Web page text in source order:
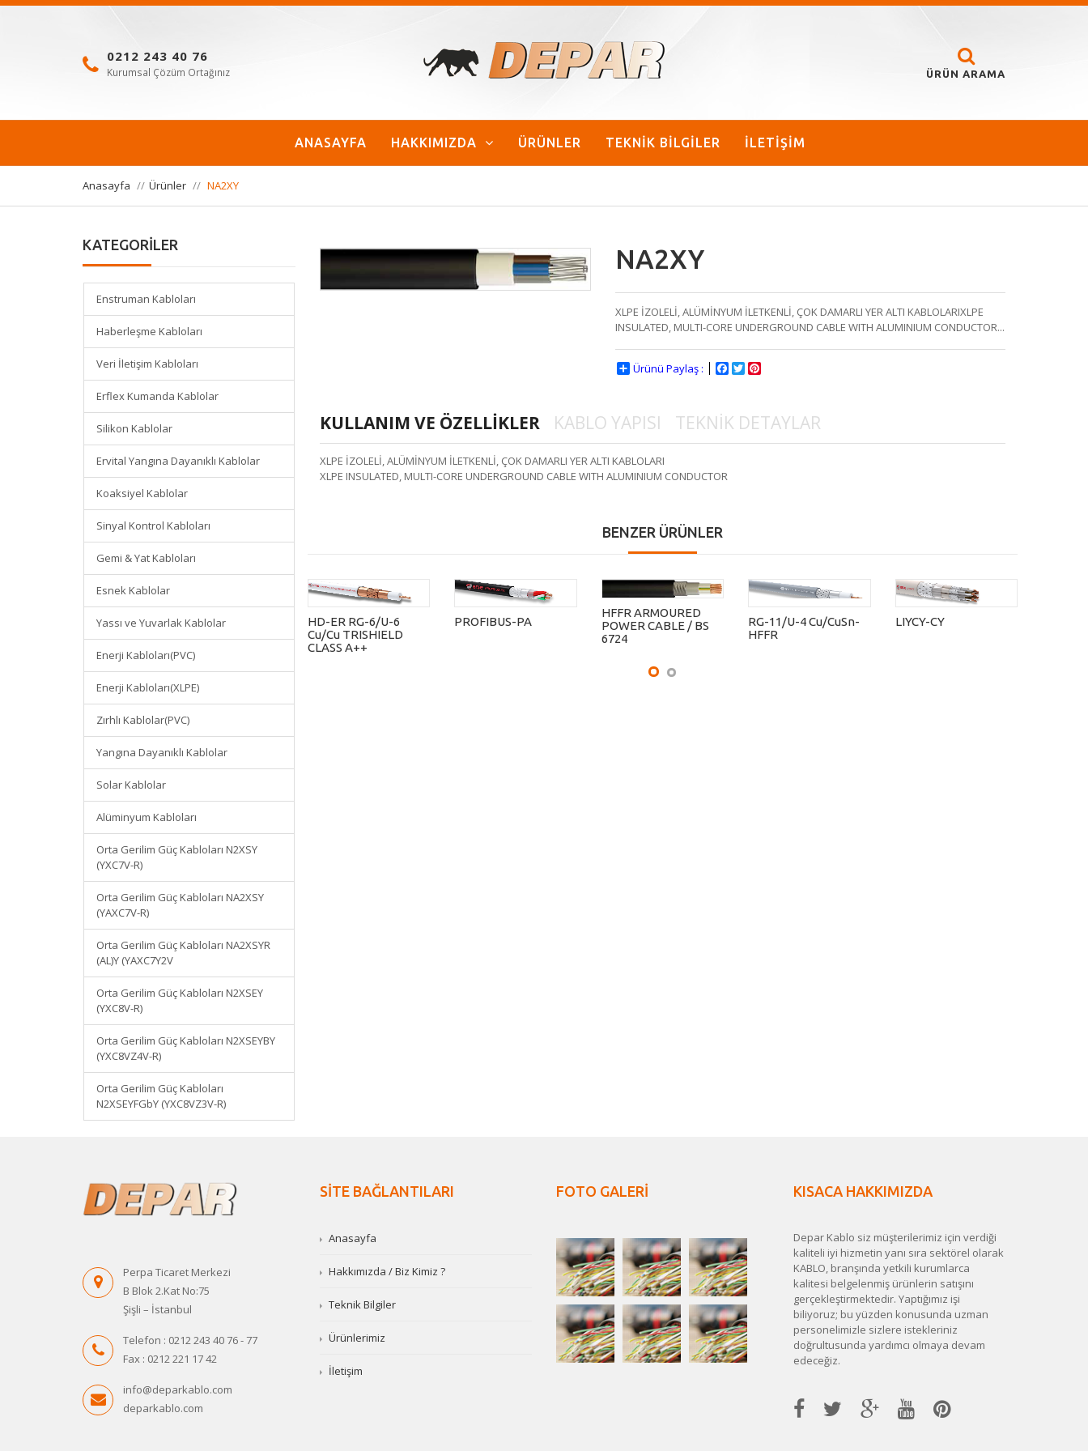
0212 243 40 76
Kurumsal Çözüm Ortağınız ÜRÜN ARAMA
ANASAYFA HAKKIMIZDA ÜRÜNLER TEKNİK BİLGİLER İLETİŞİM
Anasayfa Ürünler NA2XY
KATEGORİLER
Enstruman Kabloları
Haberleşme Kabloları
Veri İletişim Kabloları
Erflex Kumanda Kablolar
Silikon Kablolar
Ervital Yangına Dayanıklı Kablolar
Koaksiyel Kablolar
Sinyal Kontrol Kabloları
Gemi & Yat Kabloları
Esnek Kablolar
Yassı ve Yuvarlak Kablolar
Enerji Kabloları(PVC)
Enerji Kabloları(XLPE)
Zırhlı Kablolar(PVC)
Yangına Dayanıklı Kablolar
Solar Kablolar
Alüminyum Kabloları
Orta Gerilim Güç Kabloları N2XSY
(YXC7V-R)
Orta Gerilim Güç Kabloları NA2XSY
(YAXC7V-R)
Orta Gerilim Güç Kabloları NA2XSYR
(AL)Y (YAXC7Y2V
Orta Gerilim Güç Kabloları N2XSEY
(YXC8V-R)
Orta Gerilim Güç Kabloları N2XSEYBY
(YXC8VZ4V-R)
Orta Gerilim Güç Kabloları
N2XSEYFGbY (YXC8VZ3V-R)
NA2XY
XLPE İZOLELİ, ALÜMİNYUM İLETKENLİ, ÇOK DAMARLI YER ALTI KABLOLARIXLPE
INSULATED, MULTI-CORE UNDERGROUND CABLE WITH ALUMINIUM CONDUCTOR...
Ürünü Paylaş : Facebook
Twitter
KULLANIM VE ÖZELLİKLER KABLO YAPISI TEKNİK DETAYLAR
XLPE İZOLELİ, ALÜMİNYUM İLETKENLİ, ÇOK DAMARLI YER ALTI KABLOLARI
XLPE INSULATED, MULTI-CORE UNDERGROUND CABLE WITH ALUMINIUM CONDUCTOR
BENZER ÜRÜNLER
HD-ER RG-6/U-6
Cu/Cu TRISHIELD
CLASS A++
PROFIBUS-PA
HFFR ARMOURED
POWER CABLE / BS
6724
RG-11/U-4 Cu/CuSn-
HFFR
LIYCY-CY
Perpa Ticaret Merkezi
B Blok 2.Kat No:75
Şişli – İstanbul
Telefon : 0212 243 40 76 - 77
Fax : 0212 221 17 42
info@deparkablo.com
deparkablo.com
SİTE BAĞLANTILARI
Anasayfa
Hakkımızda / Biz Kimiz ?
Teknik Bilgiler
Ürünlerimiz
İletişim
FOTO GALERİ KISACA HAKKIMIZDA
Depar Kablo siz müşterilerimiz için verdiği
kaliteli iyi hizmetin yanı sıra sektörel olarak
KABLO, branşında yetkili kurumlarca
kalitesi belgelenmiş ürünlerin satışını
gerçekleştirmektedir. Yaptığımız işi
biliyoruz; bu yüzden konusunda uzman
personelimizle sizlere istekleriniz
doğrultusunda yardımcı olmaya devam
edeceğiz.